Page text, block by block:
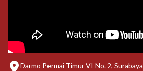
Darmo Permai Timur VI No. 2, Surabaya